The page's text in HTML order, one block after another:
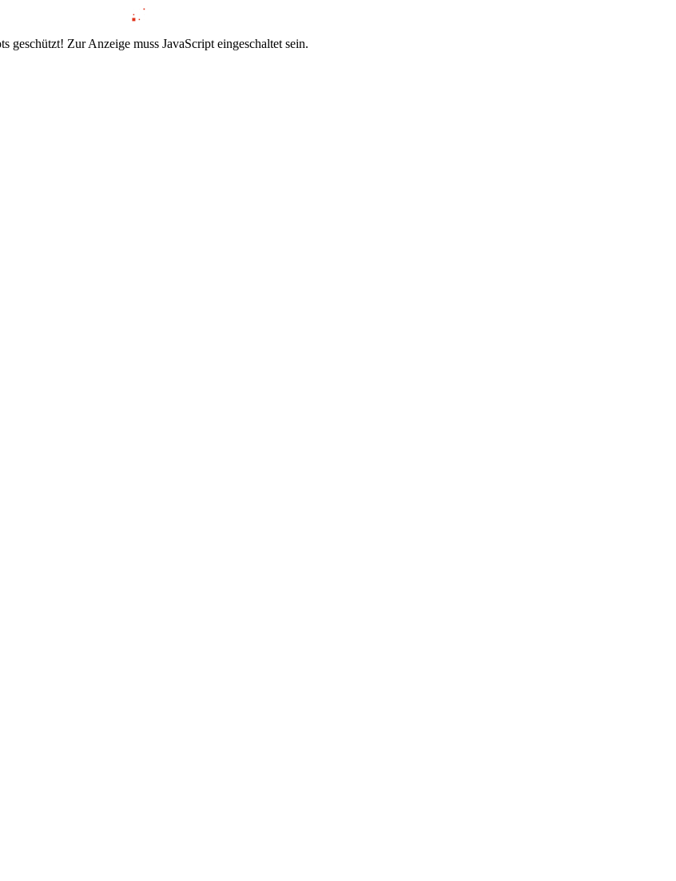
geschützt! Zur Anzeige muss JavaScript eingeschaltet sein.